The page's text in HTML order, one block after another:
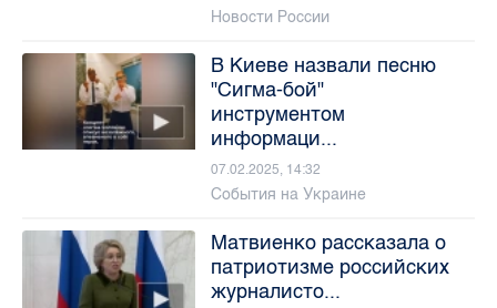
Новости России
В Киеве назвали песню
"Сигма-бой"
инструментом
информаци...
07.02.2025, 14:32
События на Украине
Матвиенко рассказала о
патриотизме российских
журналисто...